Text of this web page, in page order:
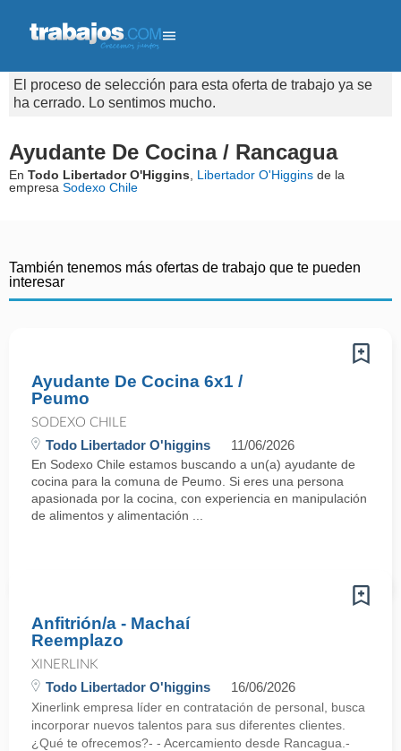
El proceso de selección para esta oferta de trabajo ya se
ha cerrado. Lo sentimos mucho.
Ayudante De Cocina / Rancagua
En Todo Libertador O'Higgins Libertador O'Higgins de la
empresa Sodexo Chile
También tenemos más ofertas de trabajo que te pueden
interesar
Ayudante De Cocina 6x1 /
Peumo
SODEXO CHILE
Todo Libertador O'higgins 11/06/2026
En Sodexo Chile estamos buscando a un(a) ayudante de
cocina para la comuna de Peumo. Si eres una persona
apasionada por la cocina, con experiencia en manipulación
de alimentos y alimentación ...
Anfitrión/a - Machaí
Reemplazo
XINERLINK
Todo Libertador O'higgins 16/06/2026
Xinerlink empresa líder en contratación de personal, busca
incorporar nuevos talentos para sus diferentes clientes.
¿Qué te ofrecemos?- - Acercamiento desde Rancagua.-